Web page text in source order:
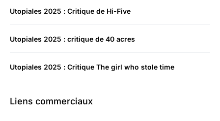
Utopiales 2025 : Critique de Hi-Five
Utopiales 2025 : critique de 40 acres
Utopiales 2025 : Critique The girl who stole time
Liens commerciaux